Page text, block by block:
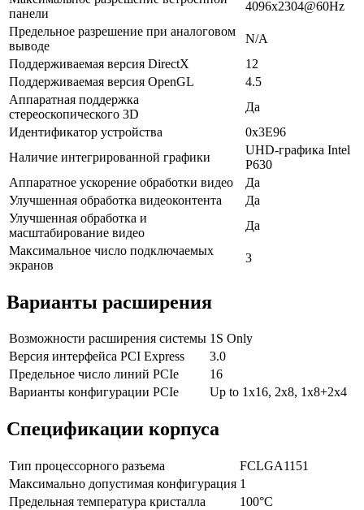
панели
4096x2304@60Hz
Предельное разрешение при аналоговом
выводе
N/A
Поддерживаемая версия DirectX
12
Поддерживаемая версия OpenGL
4.5
Аппаратная поддержка
стереоскопического 3D
Да
Идентификатор устройства
0x3E96
Наличие интегрированной графики
UHD-графика Intel
P630
Аппаратное ускорение обработки видео
Да
Улучшенная обработка видеоконтента
Да
Улучшенная обработка и
масштабирование видео
Да
Максимальное число подключаемых
экранов
3
Варианты расширения
Возможности расширения системы 1S Only
Версия интерфейса PCI Express
3.0
Предельное число линий PCIe
16
Варианты конфигурации PCIe
Up to 1x16, 2x8, 1x8+2x4
Спецификации корпуса
Тип процессорного разъема
FCLGA1151
Максимально допустимая конфигурация 1
Предельная температура кристалла
100°C